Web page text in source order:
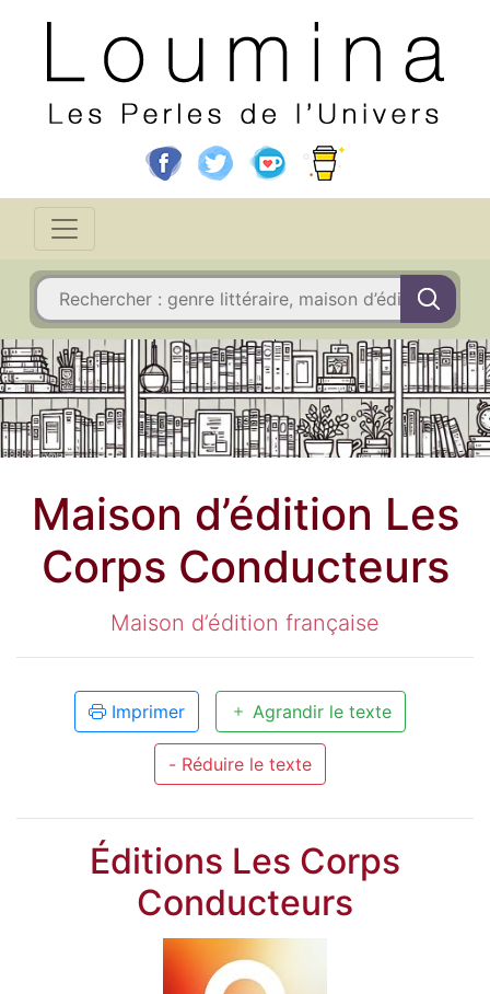
Maison d’édition Les
Corps Conducteurs
Maison d’édition française
Imprimer Agrandir le texte
- Réduire le texte
Éditions Les Corps
Conducteurs